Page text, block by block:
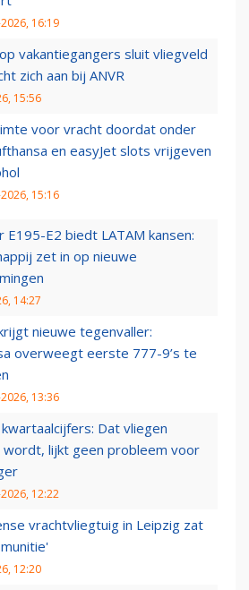
16:19
vakantiegangers sluit vliegveld
zich aan bij ANVR
15:56
voor vracht doordat onder
en easyJet slots vrijgeven
15:16
E195-E2 biedt LATAM kansen:
zet in op nieuwe
14:27
nieuwe tegenvaller:
overweegt eerste 777-9’s te
13:36
Dat vliegen
wordt, lijkt geen probleem voor
12:22
vrachtvliegtuig in Leipzig zat
12:20